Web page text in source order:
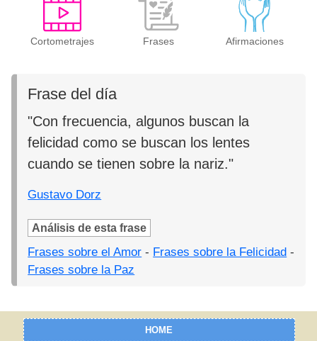
Cortometrajes Frases Afirmaciones
Frase del día
"Con frecuencia, algunos buscan la
felicidad como se buscan los lentes
cuando se tienen sobre la nariz."
Gustavo Dorz
Análisis de esta frase
Frases sobre el Amor - Frases sobre la Felicidad -
Frases sobre la Paz
HOME